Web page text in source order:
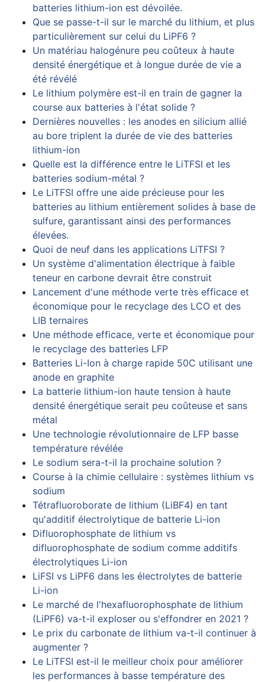
batteries lithium-ion est dévoilée.
Que se passe-t-il sur le marché du lithium, et plus
particulièrement sur celui du LiPF6 ?
Un matériau halogénure peu coûteux à haute
densité énergétique et à longue durée de vie a
été révélé
Le lithium polymère est-il en train de gagner la
course aux batteries à l'état solide ?
Dernières nouvelles : les anodes en silicium allié
au bore triplent la durée de vie des batteries
lithium-ion
Quelle est la différence entre le LiTFSI et les
batteries sodium-métal ?
Le LiTFSI offre une aide précieuse pour les
batteries au lithium entièrement solides à base de
sulfure, garantissant ainsi des performances
élevées.
Quoi de neuf dans les applications LiTFSI ?
Un système d'alimentation électrique à faible
teneur en carbone devrait être construit
Lancement d'une méthode verte très efficace et
économique pour le recyclage des LCO et des
LIB ternaires
Une méthode efficace, verte et économique pour
le recyclage des batteries LFP
Batteries Li-Ion à charge rapide 50C utilisant une
anode en graphite
La batterie lithium-ion haute tension à haute
densité énergétique serait peu coûteuse et sans
métal
Une technologie révolutionnaire de LFP basse
température révélée
Le sodium sera-t-il la prochaine solution ?
Course à la chimie cellulaire : systèmes lithium vs
sodium
Tétrafluoroborate de lithium (LiBF4) en tant
qu'additif électrolytique de batterie Li-ion
Difluorophosphate de lithium vs
difluorophosphate de sodium comme additifs
électrolytiques Li-ion
LiFSI vs LiPF6 dans les électrolytes de batterie
Li-ion
Le marché de l'hexafluorophosphate de lithium
(LiPF6) va-t-il exploser ou s'effondrer en 2021 ?
Le prix du carbonate de lithium va-t-il continuer à
augmenter ?
Le LiTFSI est-il le meilleur choix pour améliorer
les performances à basse température des